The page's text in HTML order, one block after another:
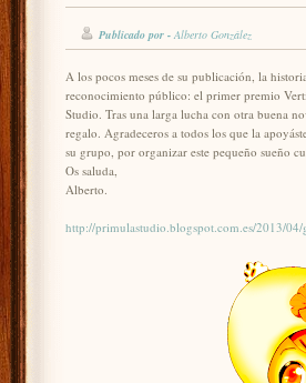
Publicado por - Alberto González
A los pocos meses de su publicación, la
reconocimiento público: el primer premio
Studio. Tras una larga lucha con otra buena
regalo. Agradeceros a todos los que la
su grupo, por organizar este pequeño sueño
Os saluda,
Alberto.
http://primulastudio.blogspot.com.es/2013/